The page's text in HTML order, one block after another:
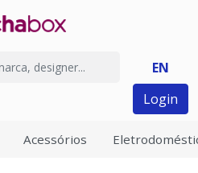
EN
Login
Acessórios